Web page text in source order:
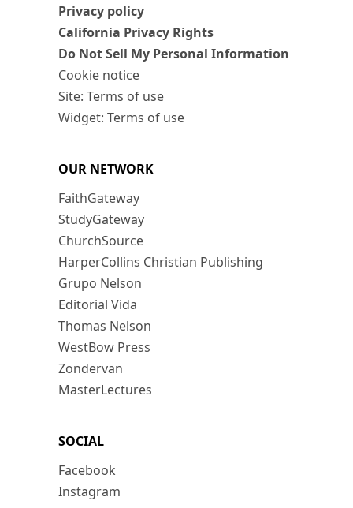
Privacy policy
California Privacy Rights
Do Not Sell My Personal Information
Cookie notice
Site: Terms of use
Widget: Terms of use
OUR NETWORK
FaithGateway
StudyGateway
ChurchSource
HarperCollins Christian Publishing
Grupo Nelson
Editorial Vida
Thomas Nelson
WestBow Press
Zondervan
MasterLectures
SOCIAL
Facebook
Instagram